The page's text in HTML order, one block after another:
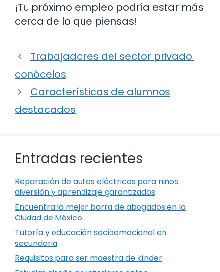
¡Tu próximo empleo podría estar más
cerca de lo que piensas!
Trabajadores del sector privado:
conócelos
Características de alumnos
destacados
Entradas recientes
Reparación de autos eléctricos para niños:
diversión y aprendizaje garantizados
Encuentra la mejor barra de abogados en la
Ciudad de México
Tutoría y educación socioemocional en
secundaria
Requisitos para ser maestra de kínder